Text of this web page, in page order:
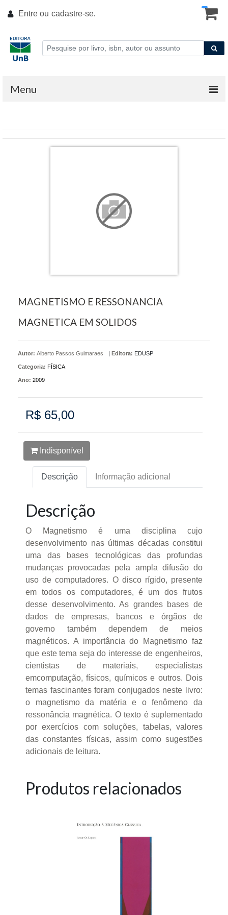
Entre ou cadastre-se.
Menu
MAGNETISMO E RESSONANCIA
MAGNETICA EM SOLIDOS
Autor: Alberto Passos Guimaraes | Editora: EDUSP
Categoria: FÍSICA
Ano: 2009
R$ 65,00
Indisponível
Descrição Informação adicional
Descrição
O Magnetismo é uma disciplina cujo
desenvolvimento nas últimas décadas constitui
uma das bases tecnológicas das profundas
mudanças provocadas pela ampla difusão do
uso de computadores. O disco rígido, presente
em todos os computadores, é um dos frutos
desse desenvolvimento. As grandes bases de
dados de empresas, bancos e órgãos de
governo também dependem de meios
magnéticos. A importância do Magnetismo faz
que este tema seja do interesse de engenheiros,
cientistas de materiais, especialistas
emcomputação, físicos, químicos e outros. Dois
temas fascinantes foram conjugados neste livro:
o magnetismo da matéria e o fenômeno da
ressonância magnética. O texto é suplementado
por exercícios com soluções, tabelas, valores
das constantes físicas, assim como sugestões
adicionais de leitura.
Produtos relacionados